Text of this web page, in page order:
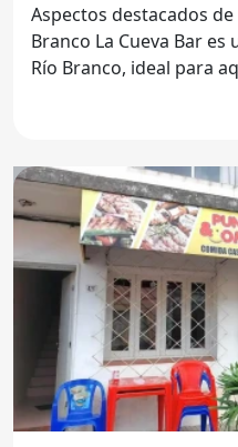
Aspectos destacados de
Branco La Cueva Bar es un lugar emblemático en
Río Branco, ideal para